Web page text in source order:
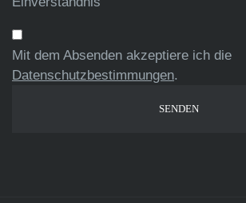
Mit dem Absenden akzeptiere ich die
Datenschutzbestimmungen.